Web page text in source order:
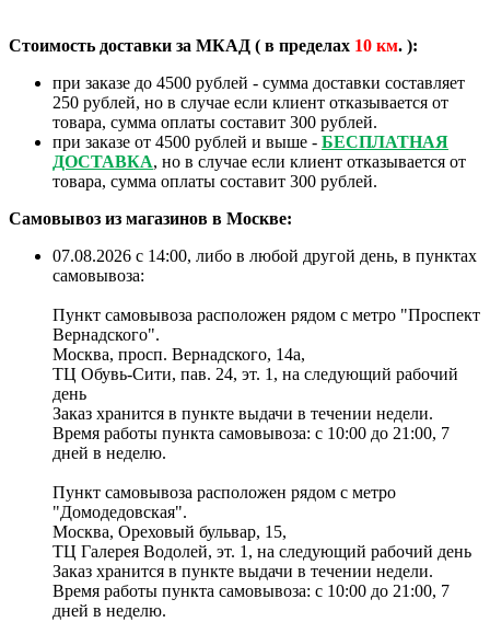
Стоимость доставки за МКАД ( в пределах 10 км. ):
при заказе до 4500 рублей - сумма доставки составляет
250 рублей, но в случае если клиент отказывается от
товара, сумма оплаты составит 300 рублей.
при заказе от 4500 рублей и выше - БЕСПЛАТНАЯ
ДОСТАВКА, но в случае если клиент отказывается от
товара, сумма оплаты составит 300 рублей.
Самовывоз из магазинов в Москве:
07.08.2026 с 14:00, либо в любой другой день, в пунктах
самовывоза:
Пункт самовывоза расположен рядом с метро "Проспект
Вернадского".
Москва, просп. Вернадского, 14а,
ТЦ Обувь-Сити, пав. 24, эт. 1, на следующий рабочий
день
Заказ хранится в пункте выдачи в течении недели.
Время работы пункта самовывоза: с 10:00 до 21:00, 7
дней в неделю.
Пункт самовывоза расположен рядом с метро
"Домодедовская".
Москва, Ореховый бульвар, 15,
ТЦ Галерея Водолей, эт. 1, на следующий рабочий день
Заказ хранится в пункте выдачи в течении недели.
Время работы пункта самовывоза: с 10:00 до 21:00, 7
дней в неделю.